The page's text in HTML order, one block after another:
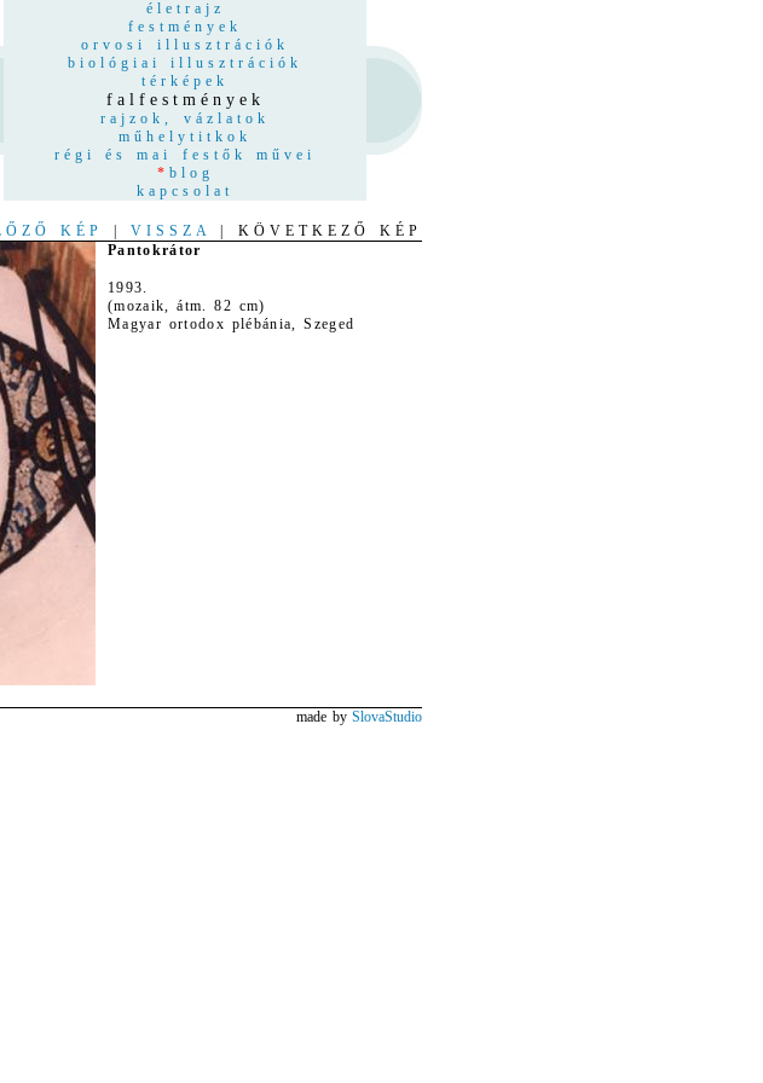
életrajz
festmények
orvosi illusztrációk
biológiai illusztrációk
térképek
falfestmények
rajzok, vázlatok
műhelytitkok
régi és mai festők művei
* blog
kapcsolat
KÉP VISSZA
| KÖVETKEZŐ KÉP
Pantokrátor
1993.
(mozaik, átm. 82 cm)
Magyar ortodox plébánia, Szeged
made by SlovaStudio